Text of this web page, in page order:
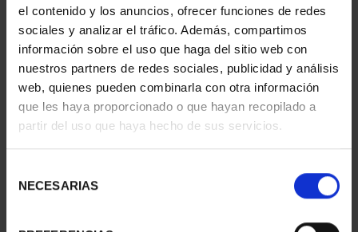
el contenido y los anuncios, ofrecer funciones de redes
sociales y analizar el tráfico. Además, compartimos
información sobre el uso que haga del sitio web con
nuestros partners de redes sociales, publicidad y análisis
web, quienes pueden combinarla con otra información
que les haya proporcionado o que hayan recopilado a
partir del uso que haya hecho de sus servicios.
NECESARIAS